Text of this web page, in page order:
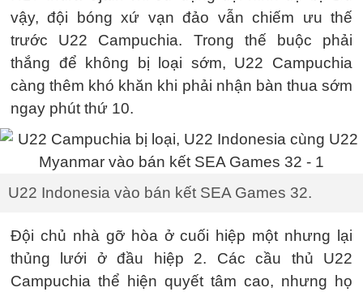
vậy, đội bóng xứ vạn đảo vẫn chiếm ưu thế
trước U22 Campuchia. Trong thế buộc phải
thắng để không bị loại sớm, U22 Campuchia
càng thêm khó khăn khi phải nhận bàn thua sớm
ngay phút thứ 10.
U22 Indonesia vào bán kết SEA Games 32.
Đội chủ nhà gỡ hòa ở cuối hiệp một nhưng lại
thủng lưới ở đầu hiệp 2. Các cầu thủ U22
Campuchia thể hiện quyết tâm cao, nhưng họ